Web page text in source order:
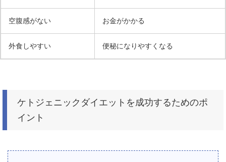
空腹感がない お金がかかる
外食しやすい 便秘になりやすくなる
ケトジェニックダイエットを成功するためのポ
イント